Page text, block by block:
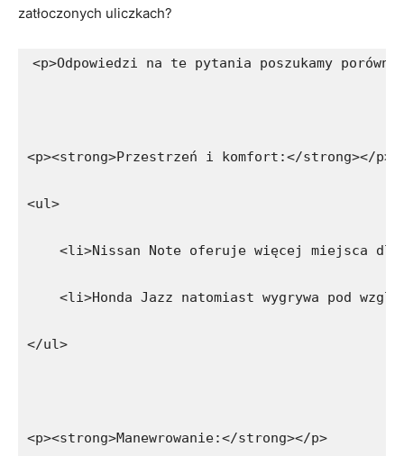
zatłoczonych uliczkach?
<p>Odpowiedzi na te pytania poszukamy
<p><strong>Przestrzeń i komfort:</strong></p>
<ul>
<li>Nissan Note oferuje więcej miejsca
<li>Honda Jazz natomiast wygrywa pod
</ul>
<p><strong>Manewrowanie:</strong></p>